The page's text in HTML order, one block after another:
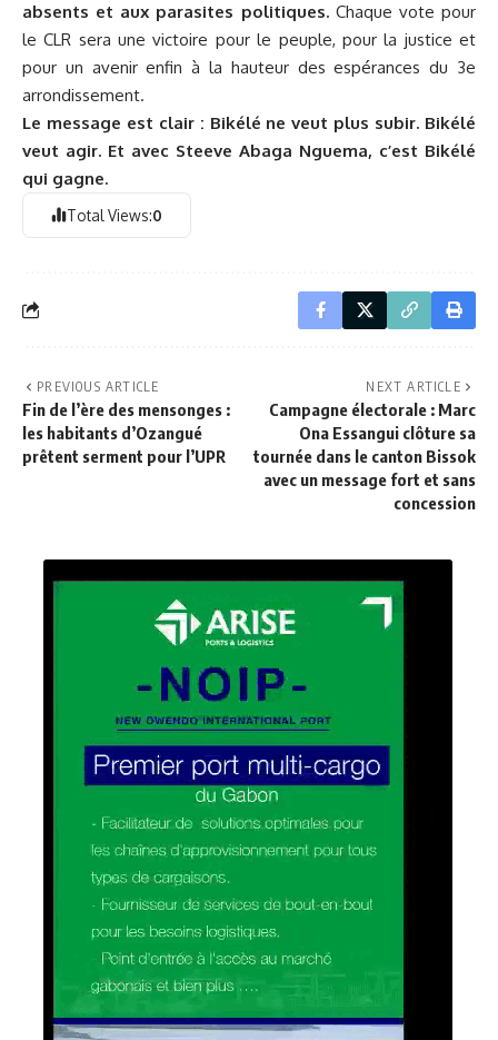
absents et aux parasites politiques.Chaque vote pour
le CLR sera une victoire pour le peuple, pour la justice et
pour un avenir enfin à la hauteur des espérances du 3e
arrondissement.
Le message est clair : Bikélé ne veut plus subir. Bikélé
veut agir. Et avec Steeve Abaga Nguema, c’est Bikélé
qui gagne.
Total Views:0
PREVIOUS ARTICLE
Fin de l’ère des mensonges :
les habitants d’Ozangué
prêtent serment pour l’UPR
NEXT ARTICLE
Campagne électorale : Marc
Ona Essangui clôture sa
tournée dans le canton Bissok
avec un message fort et sans
concession